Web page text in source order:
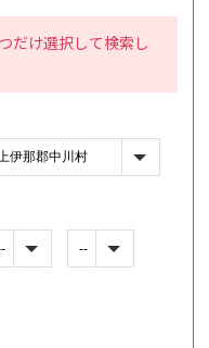
だけ選択して検索し